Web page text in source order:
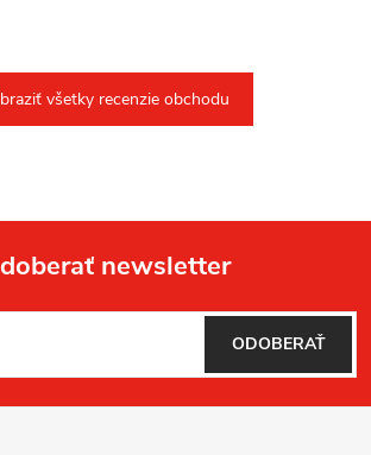
všetky recenzie obchodu
newsletter
ODOBERAŤ